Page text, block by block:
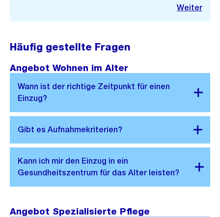
Weiter
Häufig gestellte Fragen
Angebot Wohnen im Alter
Angebot Spezialisierte Pflege